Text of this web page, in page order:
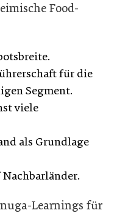
Food-
für die
Segment.
viele
als Grundlage
Learnings für